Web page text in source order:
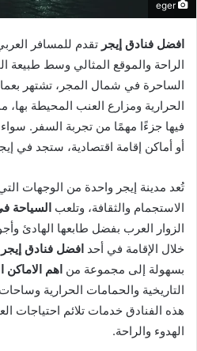
افضل فنادق إيجر تقدم للمسافر
الراحة والموقع المثالي وسط طبيعة
الساحرة في شمال المجر، تشتهر
الحرارية ومزارع العنب المحيطة بها،
فيها جزءًا مهمًا من تجربة السفر.
أو أماكن إقامة اقتصادية، ستجد في
تُعد مدينة إيجر واحدة من الوجهات
الاستجمام والثقافة، وتلعب السياحة
الزوار العرب بفضل طابعها الهادئ
خلال الإقامة في أحد افضل فنادق إيجر
بسهولة إلى مجموعة من اهم الاماكن
التاريخية والحمامات الحرارية
هذه الفنادق خدمات تلائم احتياجات
الهدوء والراحة.